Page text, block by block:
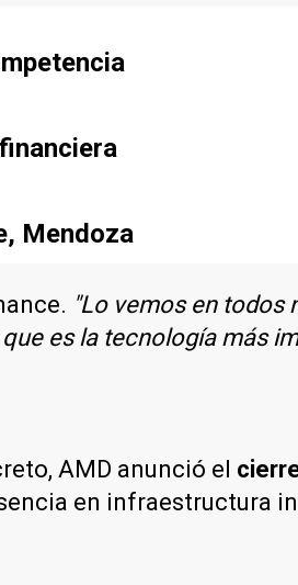
Mendoza
"Lo vemos en todos
es la tecnología más
AMD anunció el
en infraestructura